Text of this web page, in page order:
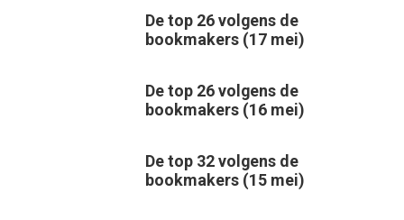
De top 26 volgens de
bookmakers (17 mei)
De top 26 volgens de
bookmakers (16 mei)
De top 32 volgens de
bookmakers (15 mei)